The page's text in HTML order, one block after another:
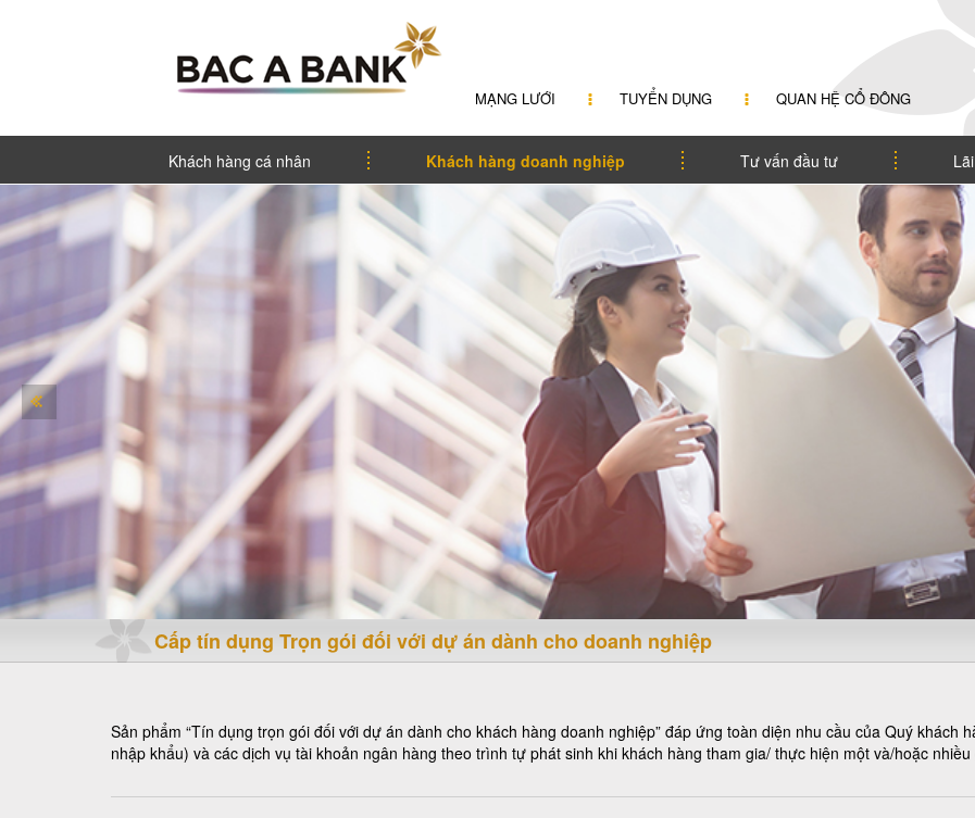
MẠNG LƯỚI TUYỂN DỤNG QUAN HỆ CỔ ĐÔNG
Khách hàng cá nhân Khách hàng doanh nghiệp Tư vấn đầu tư
Cấp tín dụng Trọn gói đối với dự án dành cho doanh nghiệp
Sản phẩm “Tín dụng trọn gói đối với dự án dành cho khách hàng doanh nghiệp” đáp ứng toàn diện nhu cầu của Quý khách
nhập khẩu) và các dịch vụ tài khoản ngân hàng theo trình tự phát sinh khi khách hàng tham gia/ thực hiện một và/hoặc